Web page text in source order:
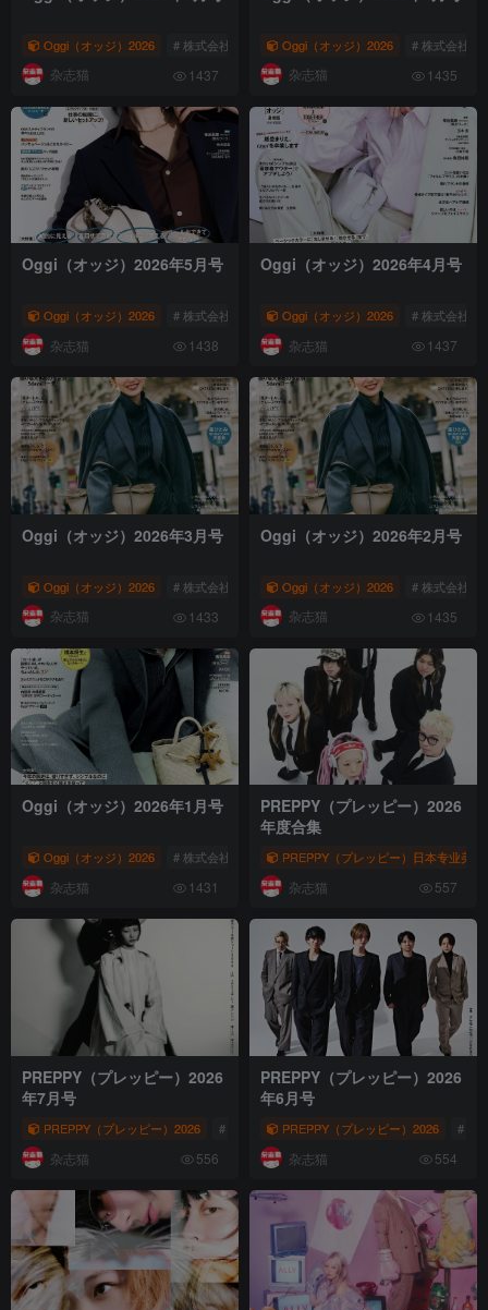
Oggi（オッジ）2026 # 株式会社小学馆 # 女性时尚杂志 # Oggi
杂志猫 1437
Oggi（オッジ）2026 # 株式会社小
杂志猫 1435
Oggi（オッジ）2026年5月号
Oggi（オッジ）2026 # 株式会社小学馆 # 女性时尚杂志 # Oggi
杂志猫 1438
Oggi（オッジ）2026年4月号
Oggi（オッジ）2026 # 株式会社小
杂志猫 1437
Oggi（オッジ）2026年3月号
Oggi（オッジ）2026 # 株式会社小学馆 # 女性时尚杂志 # Oggi
杂志猫 1433
Oggi（オッジ）2026年2月号
Oggi（オッジ）2026 # 株式会社小
杂志猫 1435
Oggi（オッジ）2026年1月号
Oggi（オッジ）2026 # 株式会社小学馆 # 女性时尚杂志 # Oggi
杂志猫 1431
PREPPY（プレッピー）2026
年度合集
PREPPY（プレッピー）日本专业美
杂志猫 557
PREPPY（プレッピー）2026
年7月号
PREPPY（プレッピー）2026 # ヘリテージ # PREPPY # PREPPY（プレ
杂志猫 556
PREPPY（プレッピー）2026
年6月号
PREPPY（プレッピー）2026 # ヘ
杂志猫 554